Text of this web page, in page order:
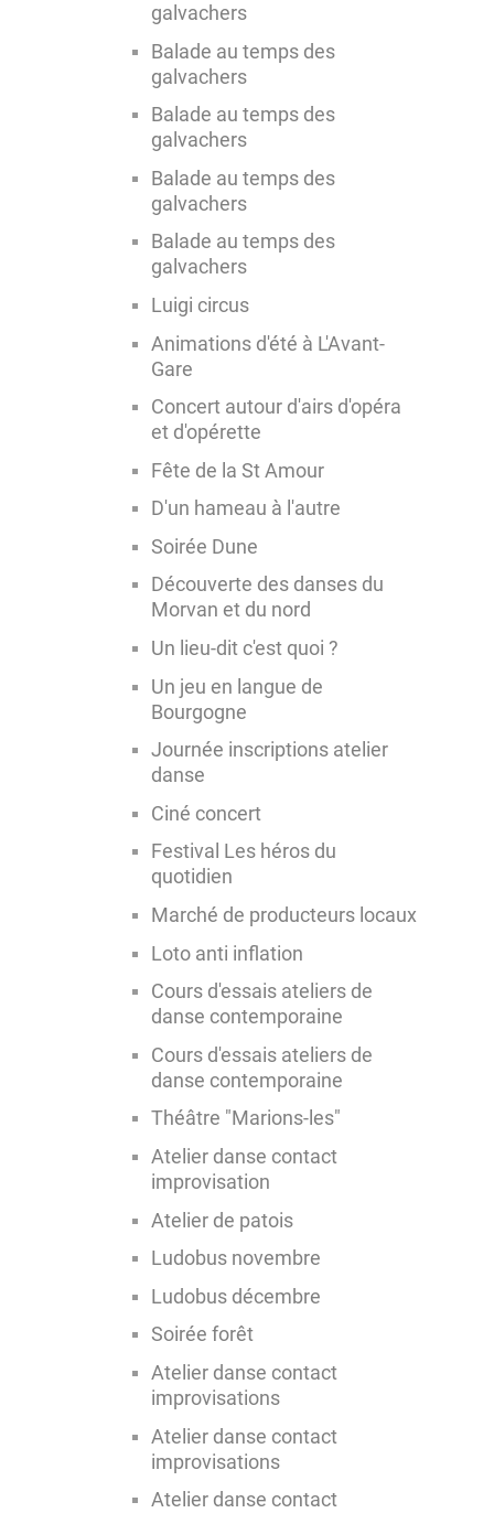
galvachers
Balade au temps des
galvachers
Balade au temps des
galvachers
Balade au temps des
galvachers
Balade au temps des
galvachers
Luigi circus
Animations d'été à L'Avant-
Gare
Concert autour d'airs d'opéra
et d'opérette
Fête de la St Amour
D'un hameau à l'autre
Soirée Dune
Découverte des danses du
Morvan et du nord
Un lieu-dit c'est quoi ?
Un jeu en langue de
Bourgogne
Journée inscriptions atelier
danse
Ciné concert
Festival Les héros du
quotidien
Marché de producteurs locaux
Loto anti inflation
Cours d'essais ateliers de
danse contemporaine
Cours d'essais ateliers de
danse contemporaine
Théâtre "Marions-les"
Atelier danse contact
improvisation
Atelier de patois
Ludobus novembre
Ludobus décembre
Soirée forêt
Atelier danse contact
improvisations
Atelier danse contact
improvisations
Atelier danse contact